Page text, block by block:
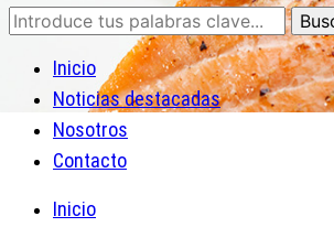
Inicio
Noticias destacadas
Nosotros
Contacto
Inicio